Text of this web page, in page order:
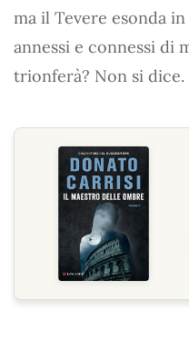
ma il Tevere esonda
annessi e connessi di
trionferà? Non si dice.